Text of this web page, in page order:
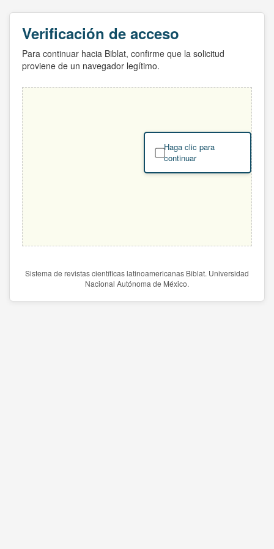
Verificación de acceso
Para continuar hacia Biblat, confirme que la solicitud
proviene de un navegador legítimo.
Haga clic para
continuar
Sistema de revistas científicas latinoamericanas Biblat. Universidad
Nacional Autónoma de México.